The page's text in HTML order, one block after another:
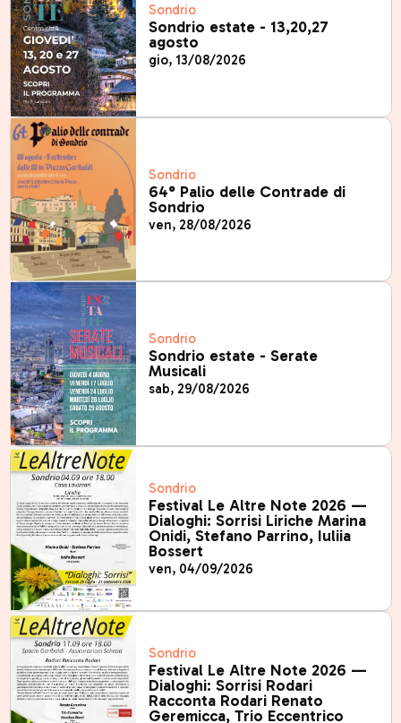
Sondrio
Sondrio estate - 13,20,27
agosto
gio, 13/08/2026
Sondrio
64° Palio delle Contrade di
Sondrio
ven, 28/08/2026
Sondrio
Sondrio estate - Serate
Musicali
sab, 29/08/2026
Sondrio
Festival Le Altre Note 2026 —
Dialoghi: Sorrisi Liriche Marina
Onidi, Stefano Parrino, Iuliia
Bossert
ven, 04/09/2026
Sondrio
Festival Le Altre Note 2026 —
Dialoghi: Sorrisi Rodari
Racconta Rodari Renato
Geremicca, Trio Eccentrico